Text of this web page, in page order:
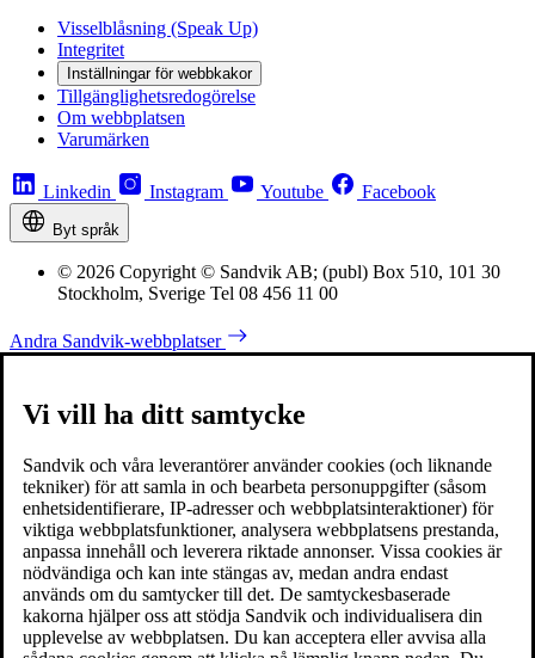
Visselblåsning (Speak Up)
Integritet
Inställningar för webbkakor
Tillgänglighetsredogörelse
Om webbplatsen
Varumärken
Linkedin Instagram Youtube Facebook
Byt språk
© 2026 Copyright © Sandvik AB; (publ) Box 510, 101 30
Stockholm, Sverige Tel 08 456 11 00
Andra Sandvik-webbplatser
Vi vill ha ditt samtycke
Sandvik och våra leverantörer använder cookies (och liknande
tekniker) för att samla in och bearbeta personuppgifter (såsom
enhetsidentifierare, IP-adresser och webbplatsinteraktioner) för
viktiga webbplatsfunktioner, analysera webbplatsens prestanda,
anpassa innehåll och leverera riktade annonser. Vissa cookies är
nödvändiga och kan inte stängas av, medan andra endast
används om du samtycker till det. De samtyckesbaserade
kakorna hjälper oss att stödja Sandvik och individualisera din
upplevelse av webbplatsen. Du kan acceptera eller avvisa alla